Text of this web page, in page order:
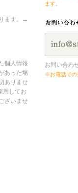
ます。→
個人情報
あった場
ありませ
用してお
ざいませ
ます。
お問い合わ
※お電話での